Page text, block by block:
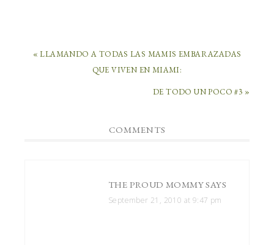
« LLAMANDO A TODAS LAS MAMIS EMBARAZADAS
QUE VIVEN EN MIAMI:
DE TODO UN POCO #3 »
COMMENTS
THE PROUD MOMMYSAYS
September 21, 2010 at 9:47 pm